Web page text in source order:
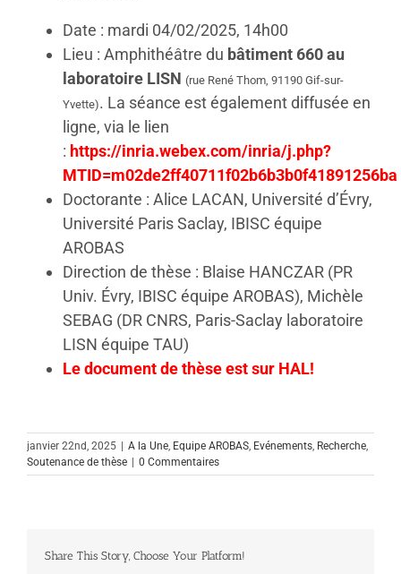
Date : mardi 04/02/2025, 14h00
Lieu : Amphithéâtre du bâtiment 660 au
laboratoire LISN (rue René Thom, 91190 Gif-sur-
Yvette). La séance est également diffusée en
ligne, via le lien
: https://inria.webex.com/inria/j.php?
MTID=m02de2ff40711f02b6b3b0f41891256ba
Doctorante : Alice LACAN, Université d’Évry,
Université Paris Saclay, IBISC équipe
AROBAS
Direction de thèse : Blaise HANCZAR (PR
Univ. Évry, IBISC équipe AROBAS), Michèle
SEBAG (DR CNRS, Paris-Saclay laboratoire
LISN équipe TAU)
Le document de thèse est sur HAL!
janvier 22nd, 2025 | A la Une, Equipe AROBAS, Evénements, Recherche,
Soutenance de thèse | 0 Commentaires
Share This Story, Choose Your Platform!